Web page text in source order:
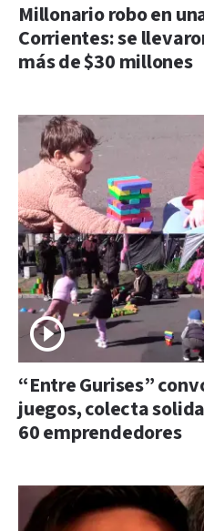
Millonario robo en
Corrientes: se
más de $30 millones
“Entre Gurises”
juegos, colecta
60 emprendedores